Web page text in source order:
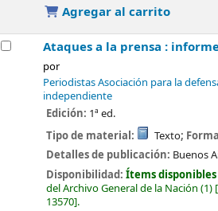
Agregar al carrito
Ataques a la prensa :
por
Periodistas Asociación para la
independiente
Edición: 1ª ed.
Tipo de material:
Texto;
Detalles de publicación: Buenos
Disponibilidad:Ítems
del Archivo General de la Nación (1)
13570 .